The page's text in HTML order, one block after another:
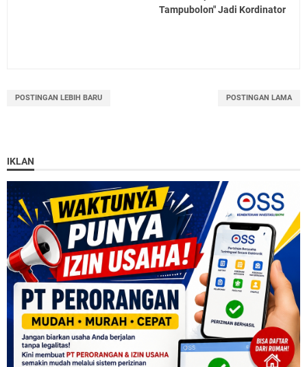
Tampubolon" Jadi Kordinator
POSTINGAN LEBIH BARU POSTINGAN LAMA
IKLAN